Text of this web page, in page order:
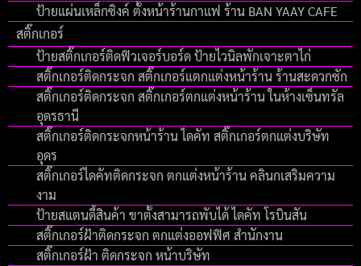
ป้ายแผ่นเหล็กซิงค์ ตั้งหน้าร้านกาแฟ ร้าน BAN YAAY CAFE
สติ๊กเกอร์
ป้ายสติ๊กเกอร์ติดฟิวเจอร์บอร์ด ป้ายไวนิลพักเจาะตาไก่
สติ๊กเกอร์ติดกระจก สติ๊กเกอร์แตกแต่งหน้าร้าน ร้านสะดวกซัก
สติ๊กเกอร์ติดกระจก สติ๊กเกอร์ตกแต่งหน้าร้าน ในห้างเซ็นทรัล
อุดรธานี
สติ๊กเกอร์ติดกระจกหน้าร้าน ไดคัท สติ๊กเกอร์ตกแต่งบริษัท
อุดร
สติ๊กเกอร์ไดคัทติดกระจก ตกแต่งหน้าร้าน คลินกเสริมความ
งาม
ป้ายสแตนดี้สินค้า ขาตั้งสามารถพับได้ ไดคัท โรบินสัน
สติ๊กเกอร์ฝ้าติดกระจก ตกแต่งออฟฟิศ สำนักงาน
สติ๊กเกอร์ฝ้า ติดกระจก หน้าบริษัท